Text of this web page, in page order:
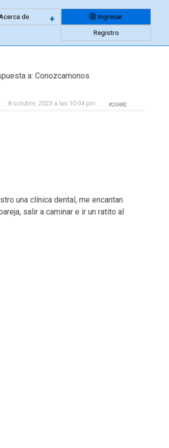
Acerca de +Expandir
Ingresar
Registro
a: Conozcamonos
8 octubre, 2023 a las 10:04 pm #20482
una clínica dental, me encantan
salir a caminar e ir un ratito al